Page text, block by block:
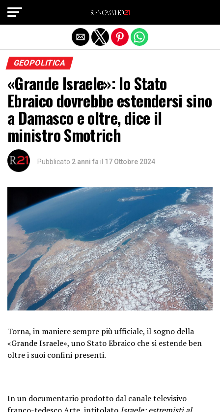
GEOPOLITICA
«Grande Israele»: lo Stato
Ebraico dovrebbe estendersi sino
a Damasco e oltre, dice il
ministro Smotrich
Pubblicato 2 anni fa il 17 Ottobre 2024
Torna, in maniere sempre più ufficiale, il sogno della
«Grande Israele», uno Stato Ebraico che si estende ben
oltre i suoi confini presenti.
In un documentario prodotto dal canale televisivo
Exit mobile version